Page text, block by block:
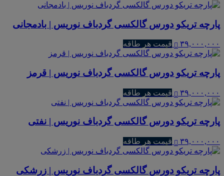
پارچه تریکو دورس گالکسی گردباف نوریس | بادمجانی
۳۹,۰۰۰,۰۰۰ قیمت هر طاقه
پارچه تریکو دورس گالکسی گردباف نوریس | قرمز
۳۹,۰۰۰,۰۰۰ قیمت هر طاقه
پارچه تریکو دورس گالکسی گردباف نوریس | نفتی
۳۹,۰۰۰,۰۰۰ قیمت هر طاقه
پارچه تریکو دورس گالکسی گردباف نوریس | زرشکی